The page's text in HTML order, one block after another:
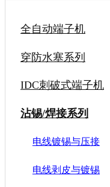
全自动端子机
穿防水塞系列
IDC刺破式端子机
沾锡/焊接系列
电线镀锡与压接
电线剥皮与镀锡